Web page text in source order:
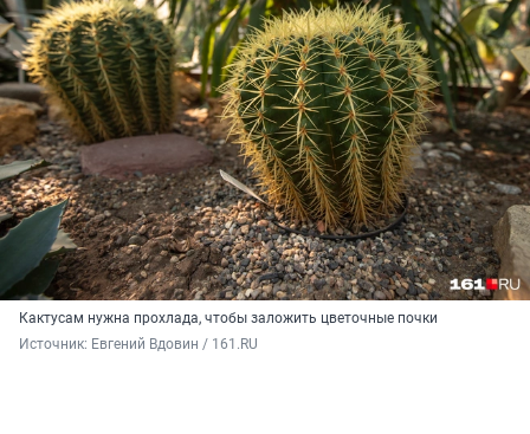
Кактусам нужна прохлада, чтобы заложить цветочные почки
Источник: Евгений Вдовин / 161.RU